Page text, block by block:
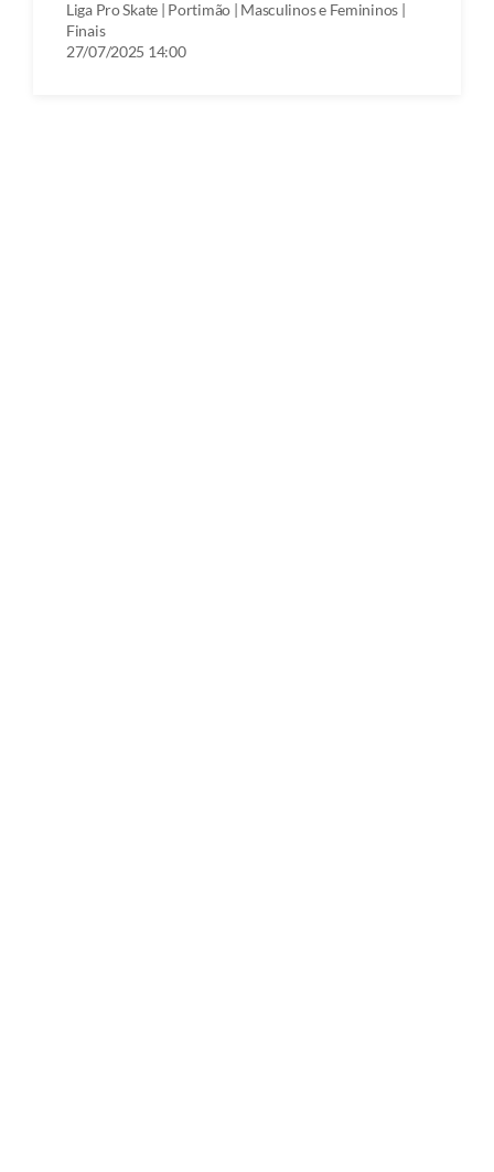
Liga Pro Skate | Portimão | Masculinos e Femininos |
Finais
27/07/2025 14:00